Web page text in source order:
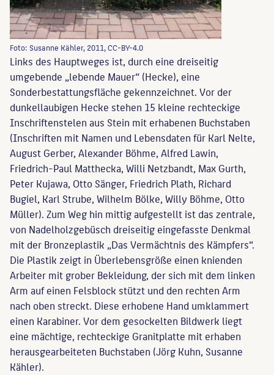
Foto: Susanne Kähler, 2011, CC-BY-4.0
Links des Hauptweges ist, durch eine dreiseitig
umgebende „lebende Mauer“ (Hecke), eine
Sonderbestattungsfläche gekennzeichnet. Vor der
dunkellaubigen Hecke stehen 15 kleine rechteckige
Inschriftenstelen aus Stein mit erhabenen Buchstaben
(Inschriften mit Namen und Lebensdaten für Karl Nelte,
August Gerber, Alexander Böhme, Alfred Lawin,
Friedrich-Paul Matthecka, Willi Netzbandt, Max Gurth,
Peter Kujawa, Otto Sänger, Friedrich Plath, Richard
Bugiel, Karl Strube, Wilhelm Bölke, Willy Böhme, Otto
Müller). Zum Weg hin mittig aufgestellt ist das zentrale,
von Nadelholzgebüsch dreiseitig eingefasste Denkmal
mit der Bronzeplastik „Das Vermächtnis des Kämpfers“.
Die Plastik zeigt in Überlebensgröße einen knienden
Arbeiter mit grober Bekleidung, der sich mit dem linken
Arm auf einen Felsblock stützt und den rechten Arm
nach oben streckt. Diese erhobene Hand umklammert
einen Karabiner. Vor dem gesockelten Bildwerk liegt
eine mächtige, rechteckige Granitplatte mit erhaben
herausgearbeiteten Buchstaben (Jörg Kuhn, Susanne
Kähler).